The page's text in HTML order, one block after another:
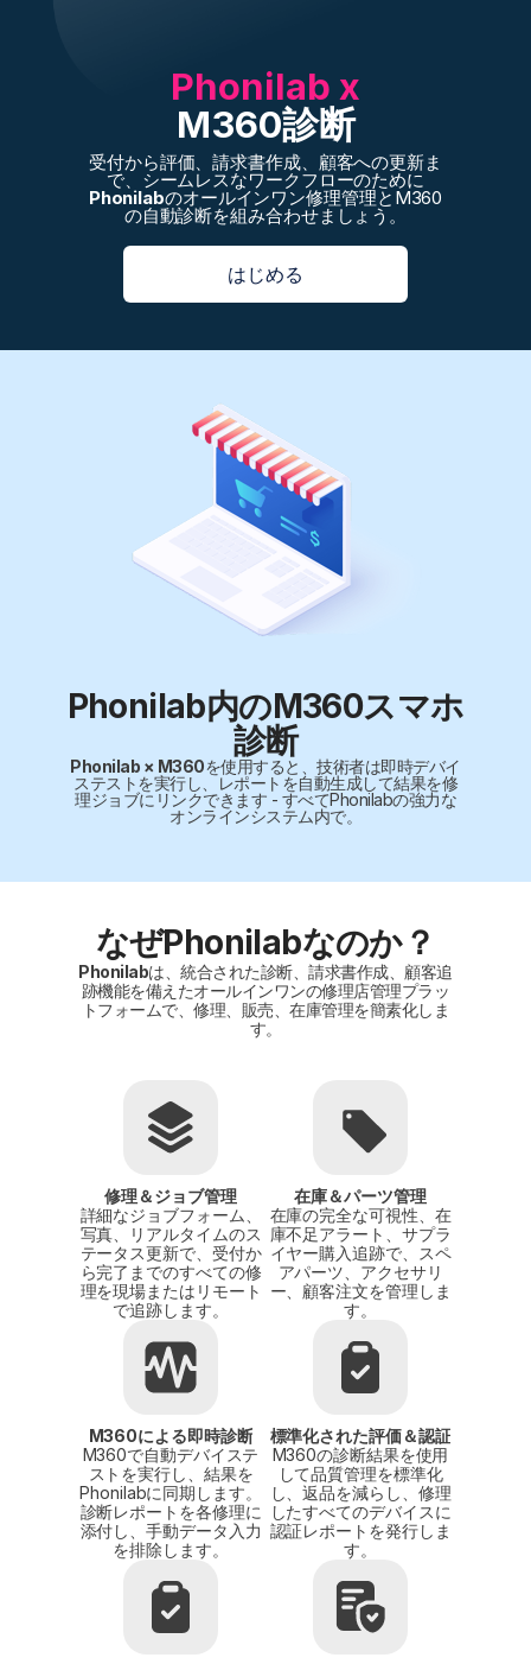
Phonilab x
M360診断
受付から評価、請求書作成、顧客への更新ま
で、シームレスなワークフローのために
Phonilabのオールインワン修理管理とM360
の自動診断を組み合わせましょう。
はじめる
Phonilab内のM360スマホ
診断
Phonilab × M360を使用すると、技術者は即時デバイ
ステストを実行し、レポートを自動生成して結果を修
理ジョブにリンクできます - すべてPhonilabの強力な
オンラインシステム内で。
なぜPhonilabなのか？
Phonilabは、統合された診断、請求書作成、顧客追
跡機能を備えたオールインワンの修理店管理プラッ
トフォームで、修理、販売、在庫管理を簡素化しま
す。
修理＆ジョブ管理
詳細なジョブフォーム、
写真、リアルタイムのス
テータス更新で、受付か
ら完了までのすべての修
理を現場またはリモート
で追跡します。
在庫＆パーツ管理
在庫の完全な可視性、在
庫不足アラート、サプラ
イヤー購入追跡で、スペ
アパーツ、アクセサリ
ー、顧客注文を管理しま
す。
M360による即時診断
M360で自動デバイステ
ストを実行し、結果を
Phonilabに同期します。
診断レポートを各修理に
添付し、手動データ入力
を排除します。
標準化された評価＆認証
M360の診断結果を使用
して品質管理を標準化
し、返品を減らし、修理
したすべてのデバイスに
認証レポートを発行しま
す。